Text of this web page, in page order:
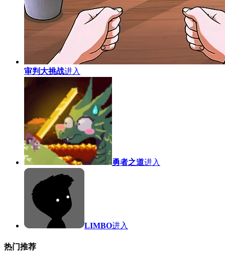
审判大挑战进入
勇者之道进入
LIMBO进入
热门推荐